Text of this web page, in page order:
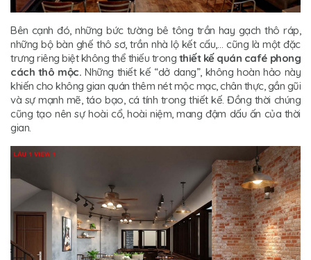
Bên cạnh đó, những bức tường bê tông trần hay gạch thô ráp,
những bộ bàn ghế thô sơ, trần nhà lộ kết cấu,… cũng là một đặc
trưng riêng biệt không thể thiếu trong thiết kế quán café phong
cách thô mộc.Những thiết kế “dở dang”, không hoàn hảo này
khiến cho không gian quán thêm nét mộc mạc, chân thực, gần gũi
và sự mạnh mẽ, táo bạo, cá tính trong thiết kế. Đồng thời chúng
cũng tạo nên sự hoài cổ, hoài niệm, mang đậm dấu ấn của thời
gian.